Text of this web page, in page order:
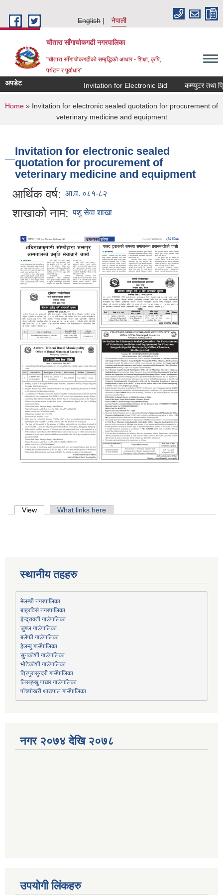
English
नेपाली
चौतारा साँगाचोकगढी नगरपालिका
"चौतारा साँगाचोकगढीको सम्बृद्धिको आधार - शिक्षा, कृषि,
पर्यटन र पूर्वाधार"
अपडेट Invitation for Electronic Bid कम्प्युटर तथा
You are here
Home » Invitation for electronic sealed quotation for procurement of
veterinary medicine and equipment
Invitation for electronic sealed
quotation for procurement of
veterinary medicine and equipment
आर्थिक वर्ष: आ.व. ०८१-८२
शाखाको नाम: पशु सेवा शाखा
Primary tabs
View (active tab)What links here
स्थानीय तहहरु
मेलम्ची नगरपालिका
बाह्रविसे नगरपालिका
ईन्द्रावती गाउँपालिका
जुगल गाउँपालिका
बलेफी गाउँपालिका
हेलम्बु गाउँपालिका
सुनकोशी गाउँपालिका
भोटेकोशी गाउँपालिका
त्रिपुरासुन्दरी गाउँपालिका
लिसङ्खु पाखर गाउँपालिका
पाँचपोखरी थाङपाल गाउँपालिका
नगर २०७४ देखि २०७८
उपयोगी लिंकहरु